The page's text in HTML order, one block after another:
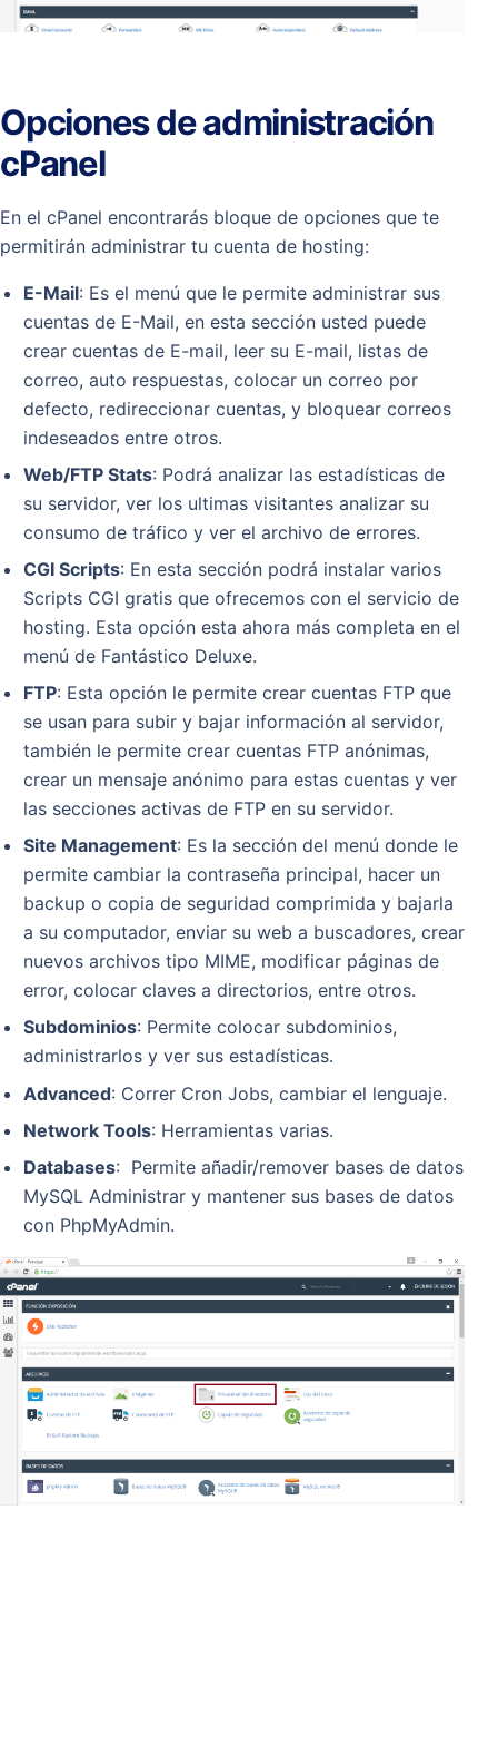
Opciones de administración
cPanel
En el cPanel encontrarás bloque de opciones que te
permitirán administrar tu cuenta de hosting:
E-Mail: Es el menú que le permite administrar sus
cuentas de E-Mail, en esta sección usted puede
crear cuentas de E-mail, leer su E-mail, listas de
correo, auto respuestas, colocar un correo por
defecto, redireccionar cuentas, y bloquear correos
indeseados entre otros.
Web/FTP Stats: Podrá analizar las estadísticas de
su servidor, ver los ultimas visitantes analizar su
consumo de tráfico y ver el archivo de errores.
CGI Scripts: En esta sección podrá instalar varios
Scripts CGI gratis que ofrecemos con el servicio de
hosting. Esta opción esta ahora más completa en el
menú de Fantástico Deluxe.
FTP: Esta opción le permite crear cuentas FTP que
se usan para subir y bajar información al servidor,
también le permite crear cuentas FTP anónimas,
crear un mensaje anónimo para estas cuentas y ver
las secciones activas de FTP en su servidor.
Site Management: Es la sección del menú donde le
permite cambiar la contraseña principal, hacer un
backup o copia de seguridad comprimida y bajarla
a su computador, enviar su web a buscadores, crear
nuevos archivos tipo MIME, modificar páginas de
error, colocar claves a directorios, entre otros.
Subdominios: Permite colocar subdominios,
administrarlos y ver sus estadísticas.
Advanced: Correr Cron Jobs, cambiar el lenguaje.
Network Tools: Herramientas varias.
Databases: Permite añadir/remover bases de datos
MySQL Administrar y mantener sus bases de datos
con PhpMyAdmin.